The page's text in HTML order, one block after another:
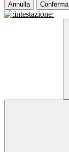
Annulla Conferma